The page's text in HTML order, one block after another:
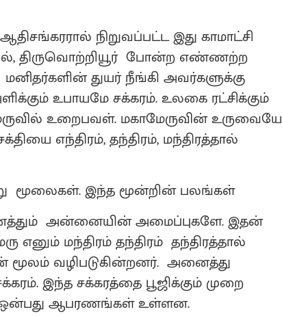
நிறுவப்பட்ட இது காமாட்சி
திருவொற்றியூர் போன்ற எண்ணற்ற
துயர் நீங்கி அவர்களுக்கு
உபாயமே சக்கரம். உலகை ரட்சிக்கும்
உறைபவள். மகாமேருவின் உருவையே
எந்திரம், தந்திரம், மந்திரத்தால்
மூலைகள். இந்த மூன்றின் பலங்கள்
அன்னையின் அமைப்புகளே. இதன்
எனும் மந்திரம் தந்திரம் தந்திரத்தால்
மூலம் வழிபடுகின்றனர். அனைத்து
இந்த சக்கரத்தை பூஜிக்கும் முறை
ஆபரணங்கள் உள்ளன.